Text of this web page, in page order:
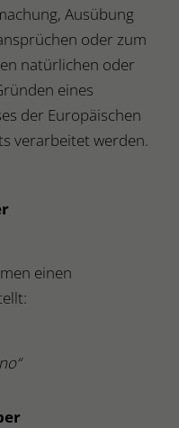
Ausübung
oder zum
natürlichen oder
eines
der Europäischen
verarbeitet werden.
einen